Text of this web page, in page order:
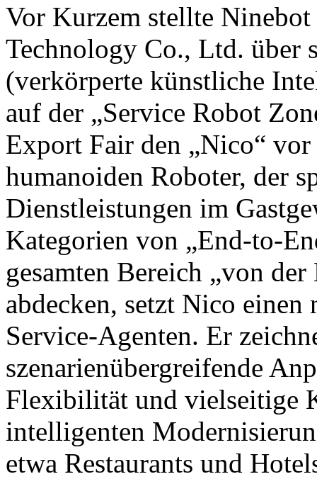
Vor Kurzem stellte
Technology Co., Ltd. über
(verkörperte künstliche
auf der „Service Robot
Export Fair den „Nico“
humanoiden Roboter, der
Dienstleistungen im
Kategorien von „End-to-
gesamten Bereich „von
abdecken, setzt Nico
Service-Agenten. Er
szenarienübergreifende
Flexibilität und vielseitige
intelligenten
etwa Restaurants und